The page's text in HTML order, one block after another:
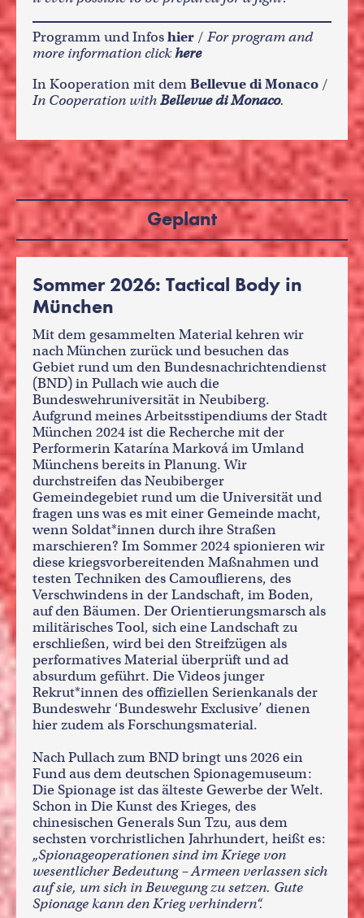
Programm und Infoshier / For program and
more information clickhere
In Kooperation mit demBellevue di Monaco /
In Cooperation withBellevue di Monaco.
Geplant
Sommer 2026: Tactical Body in
München
Mit dem gesammelten Material kehren wir
nach München zurück und besuchen das
Gebiet rund um den Bundesnachrichtendienst
(BND) in Pullach wie auch die
Bundeswehruniversität in Neubiberg.
Aufgrund meines Arbeitsstipendiums der Stadt
München 2024 ist die Recherche mit der
Performerin Katarína Marková im Umland
Münchens bereits in Planung. Wir
durchstreifen das Neubiberger
Gemeindegebiet rund um die Universität und
fragen uns was es mit einer Gemeinde macht,
wenn Soldat*innen durch ihre Straßen
marschieren? Im Sommer 2024 spionieren wir
diese kriegsvorbereitenden Maßnahmen und
testen Techniken des Camouflierens, des
Verschwindens in der Landschaft, im Boden,
auf den Bäumen. Der Orientierungsmarsch als
militärisches Tool, sich eine Landschaft zu
erschließen, wird bei den Streifzügen als
performatives Material überprüft und ad
absurdum geführt. Die Videos junger
Rekrut*innen des offiziellen Serienkanals der
Bundeswehr ‘Bundeswehr Exclusive’ dienen
hier zudem als Forschungsmaterial.
Nach Pullach zum BND bringt uns 2026 ein
Fund aus dem deutschen Spionagemuseum:
Die Spionage ist das älteste Gewerbe der Welt.
Schon in Die Kunst des Krieges, des
chinesischen Generals Sun Tzu, aus dem
sechsten vorchristlichen Jahrhundert, heißt es:
„Spionageoperationen sind im Kriege von
wesentlicher Bedeutung – Armeen verlassen sich
auf sie, um sich in Bewegung zu setzen. Gute
Spionage kann den Krieg verhindern“.